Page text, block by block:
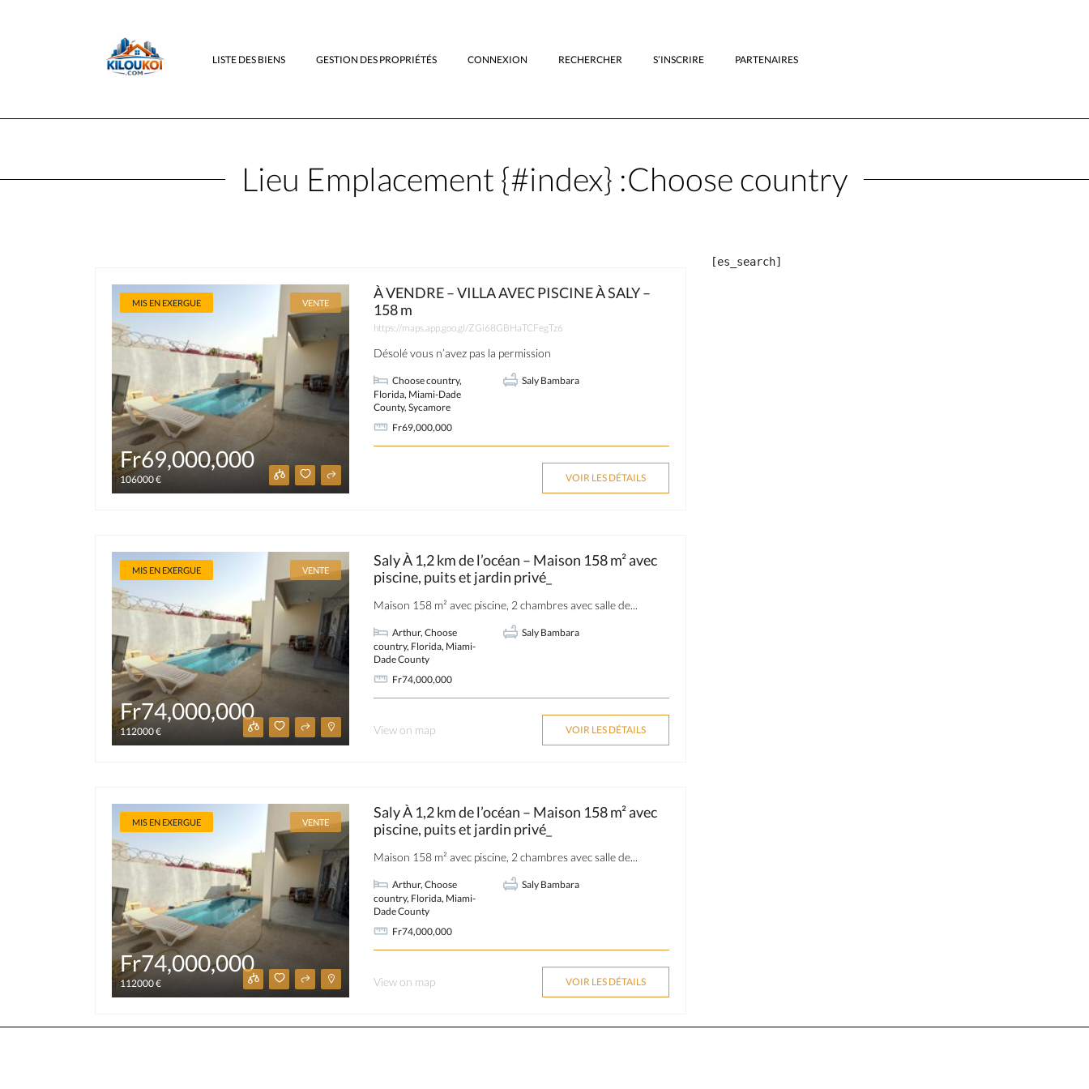
LISTE DES BIENS GESTION DES PROPRIÉTÉS CONNEXION RECHERCHER S’INSCRIRE PARTENAIRES
Lieu Emplacement {#index} :Choose country
MIS EN EXERGUE VENTE
Fr69,000,000
106000 €
À VENDRE – VILLA AVEC PISCINE À SALY –
158 m
https://maps.app.goo.gl/ZGi68GBHaTCFegTz6
Désolé vous n’avez pas la permission
Choose country,
Florida, Miami-Dade
County,Sycamore
Saly Bambara
Fr69,000,000
VOIR LES DÉTAILS
MIS EN EXERGUE VENTE
Fr74,000,000
112000 €
Saly À 1,2 km de l’océan – Maison 158 m² avec
piscine, puits et jardin privé_
Maison 158 m² avec piscine, 2 chambres avec salle de...
Arthur,Choose
country, Florida, Miami-
Dade County
Saly Bambara
Fr74,000,000
View on map VOIR LES DÉTAILS
MIS EN EXERGUE VENTE
Fr74,000,000
112000 €
Saly À 1,2 km de l’océan – Maison 158 m² avec
piscine, puits et jardin privé_
Maison 158 m² avec piscine, 2 chambres avec salle de...
Arthur,Choose
country, Florida, Miami-
Dade County
Saly Bambara
Fr74,000,000
View on map VOIR LES DÉTAILS